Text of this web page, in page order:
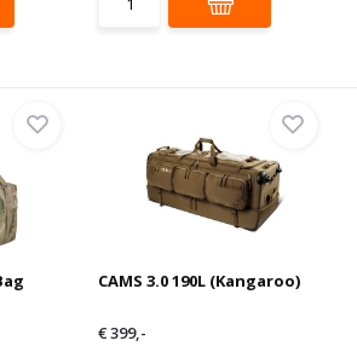
CAMS 3.0 190L (Kangaroo)
€ 399,-